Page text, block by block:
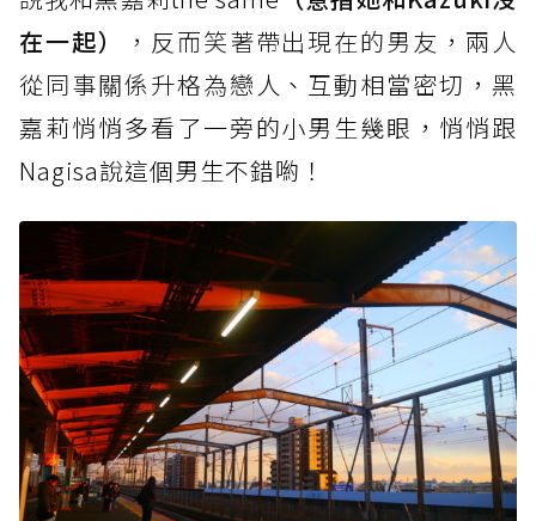
在一起）
，反而笑著帶出現在的男友，兩人
從同事關係升格為戀人、互動相當密切，黑
嘉莉悄悄多看了一旁的小男生幾眼，悄悄跟
Nagisa說這個男生不錯喲！